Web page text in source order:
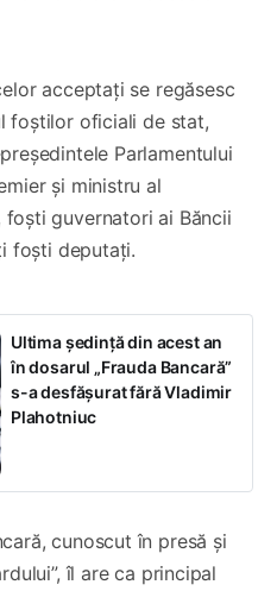
acceptați se regăsesc
foștilor oficiali de stat,
Parlamentului
și ministru al
foști guvernatori ai Băncii
foști deputați.
Ultima ședință din acest an
în dosarul „Frauda Bancară”
s-a desfășurat fără Vladimir
Plahotniuc
cunoscut în presă și
îl are ca principal